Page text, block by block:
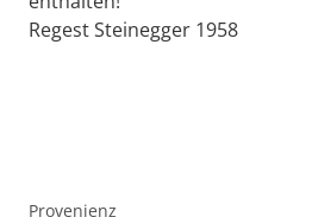
Regest Steinegger 1958
Provenienz